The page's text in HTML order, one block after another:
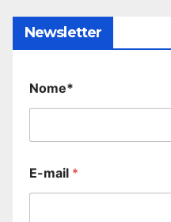
Newsletter
Nome*
E-mail *